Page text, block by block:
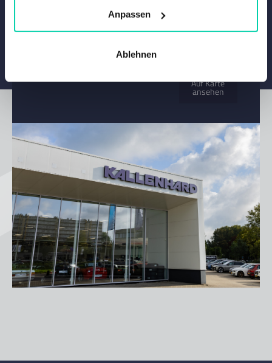
Anpassen
Ablehnen
51149 Köln, Duitsland
Auf Karte
ansehen